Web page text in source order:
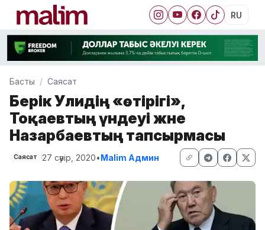
RU
Басты Саясат
Берік Уәлидің «өтірігі»,
Тоқаевтың үндеуі және
Назарбаевтың тапсырмасы
Саясат 27 сәуір, 2020•Malim Админ